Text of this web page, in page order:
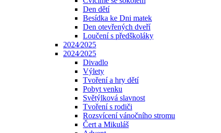
Den dětí
Besídka ke Dni matek
Den otevřených dveří
Loučení s předškoláky
2024⁄2025
2024⁄2025
Divadlo
Výlety
Tvoření a hry dětí
Pobyt venku
Světýlková slavnost
Tvoření s rodiči
Rozsvícení vánočního stromu
Čert a Mikuláš